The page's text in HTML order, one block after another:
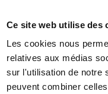
Ce site web utilise des
Les cookies nous
relatives aux médias
sur l'utilisation de notre
peuvent combiner